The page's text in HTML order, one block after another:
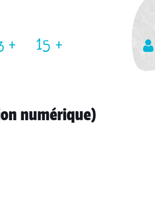
+ 15 +
numérique)